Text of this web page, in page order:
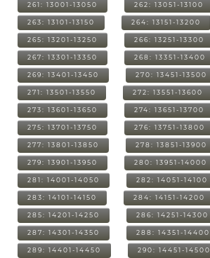
261: 13001-13050 262: 13051-13100
263: 13101-13150 264: 13151-13200
265: 13201-13250 266: 13251-13300
267: 13301-13350 268: 13351-13400
269: 13401-13450 270: 13451-13500
271: 13501-13550 272: 13551-13600
273: 13601-13650 274: 13651-13700
275: 13701-13750 276: 13751-13800
277: 13801-13850 278: 13851-13900
279: 13901-13950 280: 13951-14000
281: 14001-14050 282: 14051-14100
283: 14101-14150 284: 14151-14200
285: 14201-14250 286: 14251-14300
287: 14301-14350 288: 14351-14400
289: 14401-14450 290: 14451-14500